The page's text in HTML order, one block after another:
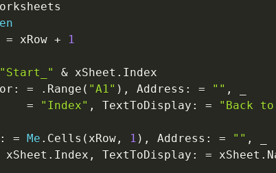
= xRow +
1
"Start_" & xSheet . Index
: = . Range ( "A1" ) , Address : = "" ,
= "Index" , TextToDisplay : =
"Back
: = Me . Cells ( xRow, 1 ) , Address : = "" ,
. Index , TextToDisplay : = xSheet .